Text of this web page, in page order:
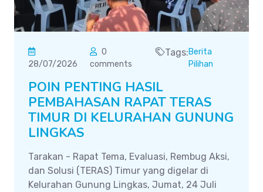
28/07/2026
0
comments
Tags:Berita
Pilihan
POIN PENTING HASIL
PEMBAHASAN RAPAT TERAS
TIMUR DI KELURAHAN GUNUNG
LINGKAS
Tarakan - Rapat Tema, Evaluasi, Rembug Aksi,
dan Solusi (TERAS) Timur yang digelar di
Kelurahan Gunung Lingkas, Jumat, 24 Juli